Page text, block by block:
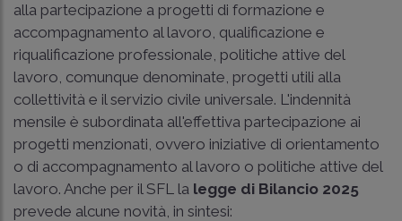
alla partecipazione a progetti di formazione e
accompagnamento al lavoro, qualificazione e
riqualificazione professionale, politiche attive del
lavoro, comunque denominate, progetti utili alla
collettività e il servizio civile universale. L'indennità
mensile è subordinata all'effettiva partecipazione ai
progetti menzionati, ovvero iniziative di orientamento
o di accompagnamento al lavoro o politiche attive del
lavoro. Anche per il SFL la legge di Bilancio 2025
prevede alcune novità, in sintesi: